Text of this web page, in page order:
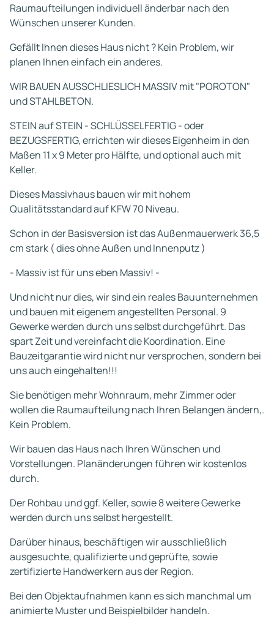
Raumaufteilungen individuell änderbar nach den
Wünschen unserer Kunden.
Gefällt Ihnen dieses Haus nicht ? Kein Problem, wir
planen Ihnen einfach ein anderes.
WIR BAUEN AUSSCHLIESLICH MASSIV mit "POROTON"
und STAHLBETON.
STEIN auf STEIN - SCHLÜSSELFERTIG - oder
BEZUGSFERTIG, errichten wir dieses Eigenheim in den
Maßen 11 x 9 Meter pro Hälfte, und optional auch mit
Keller.
Dieses Massivhaus bauen wir mit hohem
Qualitätsstandard auf KFW 70 Niveau.
Schon in der Basisversion ist das Außenmauerwerk 36,5
cm stark ( dies ohne Außen und Innenputz )
- Massiv ist für uns eben Massiv! -
Und nicht nur dies, wir sind ein reales Bauunternehmen
und bauen mit eigenem angestellten Personal. 9
Gewerke werden durch uns selbst durchgeführt. Das
spart Zeit und vereinfacht die Koordination. Eine
Bauzeitgarantie wird nicht nur versprochen, sondern bei
uns auch eingehalten!!!
Sie benötigen mehr Wohnraum, mehr Zimmer oder
wollen die Raumaufteilung nach Ihren Belangen ändern,.
Kein Problem.
Wir bauen das Haus nach Ihren Wünschen und
Vorstellungen. Planänderungen führen wir kostenlos
durch.
Der Rohbau und ggf. Keller, sowie 8 weitere Gewerke
werden durch uns selbst hergestellt.
Darüber hinaus, beschäftigen wir ausschließlich
ausgesuchte, qualifizierte und geprüfte, sowie
zertifizierte Handwerkern aus der Region.
Bei den Objektaufnahmen kann es sich manchmal um
animierte Muster und Beispielbilder handeln.